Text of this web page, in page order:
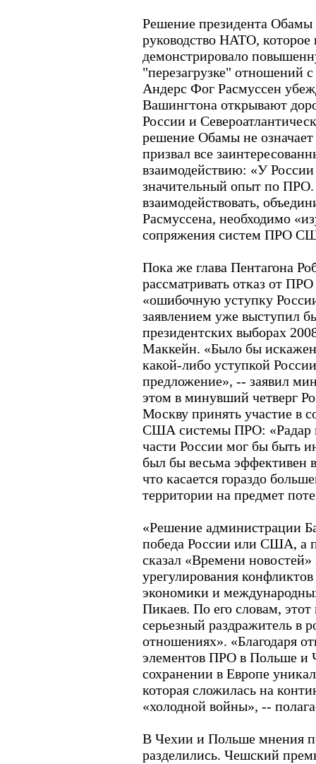
Решение президента Обамы
руководство НАТО, которое
демонстрировало
"перезагрузке" отношений
Андерс Фог Расмуссен
Вашингтона открывают
России и
решение Обамы не
призвал все
взаимодействию: «У
значительный опыт по
взаимодействовать,
Расмуссена, необходимо
сопряжения систем ПРО
Пока же глава Пентагона
рассматривать отказ от
«ошибочную уступку
заявлением уже выступил
президентских выборах
Маккейн. «Было бы
какой-либо уступкой
предложение», -- заявил
этом в минувший четверг
Москву принять участие в
США системы ПРО: «Радар
части России мог бы быть
был бы весьма эффективен
что касается гораздо
территории на предмет
«Решение администрации
победа России или США, а
сказал «Времени
урегулирования
экономики и
Пикаев. По его словам,
серьезный раздражитель в
отношениях». «Благодаря
элементов ПРО в Польше и
сохранении в Европе
которая сложилась на
«холодной войны», --
В Чехии и Польше мнения
разделились. Чешский